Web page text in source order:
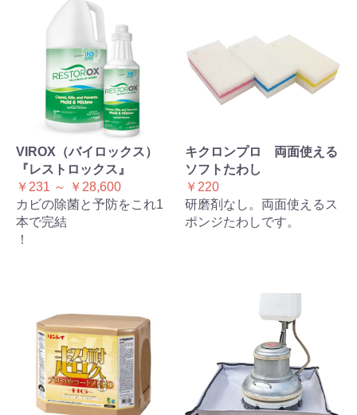
VIROX（バイロックス）
『レストロックス』
￥231 ～ ￥28,600
カビの除菌と予防をこれ1
本で完結
！
キクロンプロ 両面使える
ソフトたわし
￥220
研磨剤なし。両面使えるス
ポンジたわしです。